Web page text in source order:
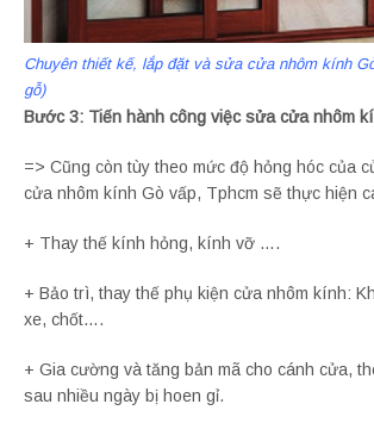
Chuyên thiết kế, lắp đặt và sửa cửa nhôm kính
gỗ)
Bước 3: Tiến hành công việc sửa cửa nhôm
=> Cũng còn tùy theo mức độ hỏng hóc của
cửa nhôm kính Gò vấp, Tphcm sẽ thực hiện
+ Thay thế kính hỏng, kính vỡ ….
+ Bảo trì, thay thế phụ kiện cửa nhôm kính:
xe, chốt….
+ Gia cường và tăng bản mã cho cánh cửa,
sau nhiều ngày bị hoen gỉ.